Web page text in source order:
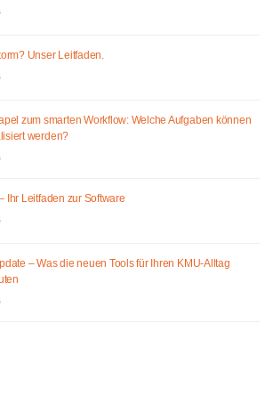
Unser Leitfaden.
zum smarten Workflow: Welche Aufgaben können
werden?
Ihr Leitfaden zur Software
– Was die neuen Tools für Ihren KMU-Alltag